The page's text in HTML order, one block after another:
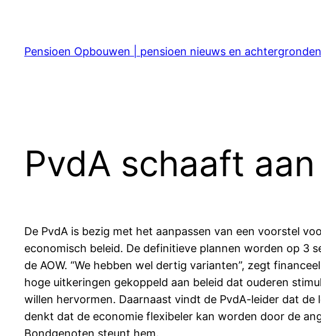
Pensioen Opbouwen | pensioen nieuws en achtergronden
PvdA schaaft
De PvdA is bezig met het aanpassen van een voorstel
economisch beleid. De definitieve plannen worden op 3
de AOW. “We hebben wel dertig varianten”, zegt
hoge uitkeringen gekoppeld aan beleid dat ouderen
willen hervormen. Daarnaast vindt de PvdA-leider dat
denkt dat de economie flexibeler kan worden door de
Bondgenoten steunt hem.